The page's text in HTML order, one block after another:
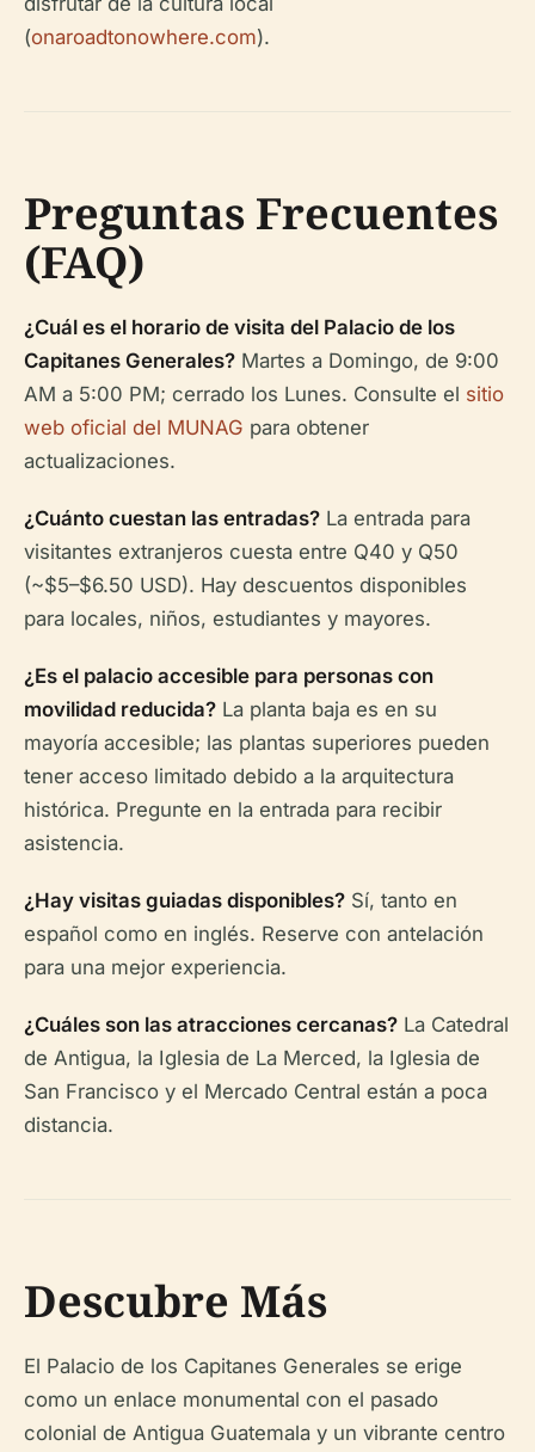
(onaroadtonowhere.com).
Preguntas Frecuentes
(FAQ)
¿Cuál es el horario de visita del Palacio de los
Capitanes Generales? Martes a Domingo, de 9:00
AM a 5:00 PM; cerrado los Lunes. Consulte el sitio
web oficial del MUNAG para obtener
actualizaciones.
¿Cuánto cuestan las entradas? La entrada para
visitantes extranjeros cuesta entre Q40 y Q50
(~$5–$6.50 USD). Hay descuentos disponibles
para locales, niños, estudiantes y mayores.
¿Es el palacio accesible para personas con
movilidad reducida? La planta baja es en su
mayoría accesible; las plantas superiores pueden
tener acceso limitado debido a la arquitectura
histórica. Pregunte en la entrada para recibir
asistencia.
¿Hay visitas guiadas disponibles? Sí, tanto en
español como en inglés. Reserve con antelación
para una mejor experiencia.
¿Cuáles son las atracciones cercanas? La Catedral
de Antigua, la Iglesia de La Merced, la Iglesia de
San Francisco y el Mercado Central están a poca
distancia.
Descubre Más
El Palacio de los Capitanes Generales se erige
como un enlace monumental con el pasado
colonial de Antigua Guatemala y un vibrante centro